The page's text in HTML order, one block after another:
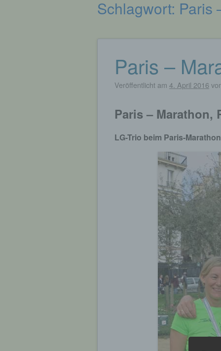
Schlagwort: Paris
Beitragsnavigation
Paris –
Veröffentlicht am 4. April 2016
Paris – Marathon,
LG-Trio beim Paris-Marathon